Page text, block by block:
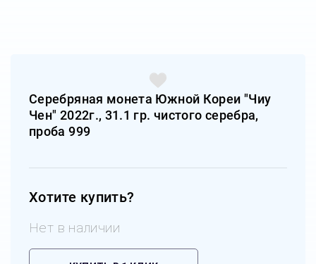
Серебряная монета Южной Кореи "Чиу
Чен" 2022г., 31.1 гр. чистого серебра,
проба 999
Хотите купить?
Нет в наличии